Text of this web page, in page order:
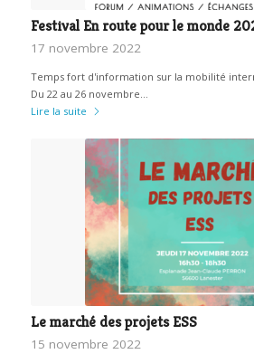
Festival En route pour le monde
17 novembre 2022
Temps fort d'information sur la mobilité
Du 22 au 26 novembre…
Lire la suite
Le marché des projets ESS
15 novembre 2022